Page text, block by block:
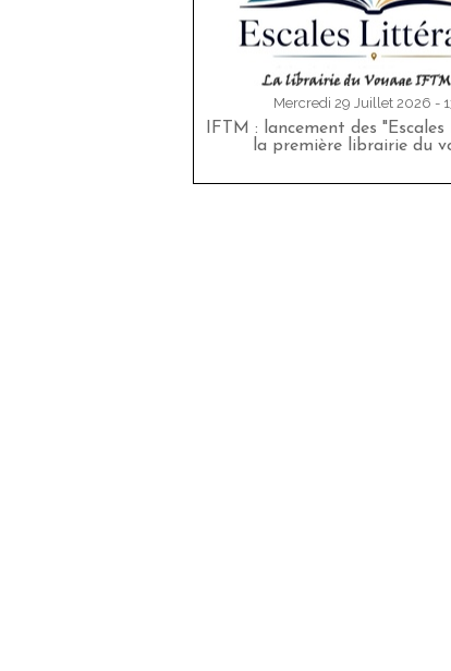
Mercredi 29 Juillet 2026 -
IFTM : lancement des
la première librairie du